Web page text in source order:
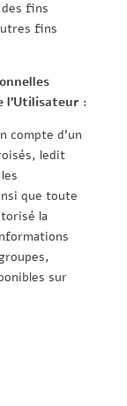
fins
fins
l’Utilisateur :
compte d’un
ledit
que toute
la
sur